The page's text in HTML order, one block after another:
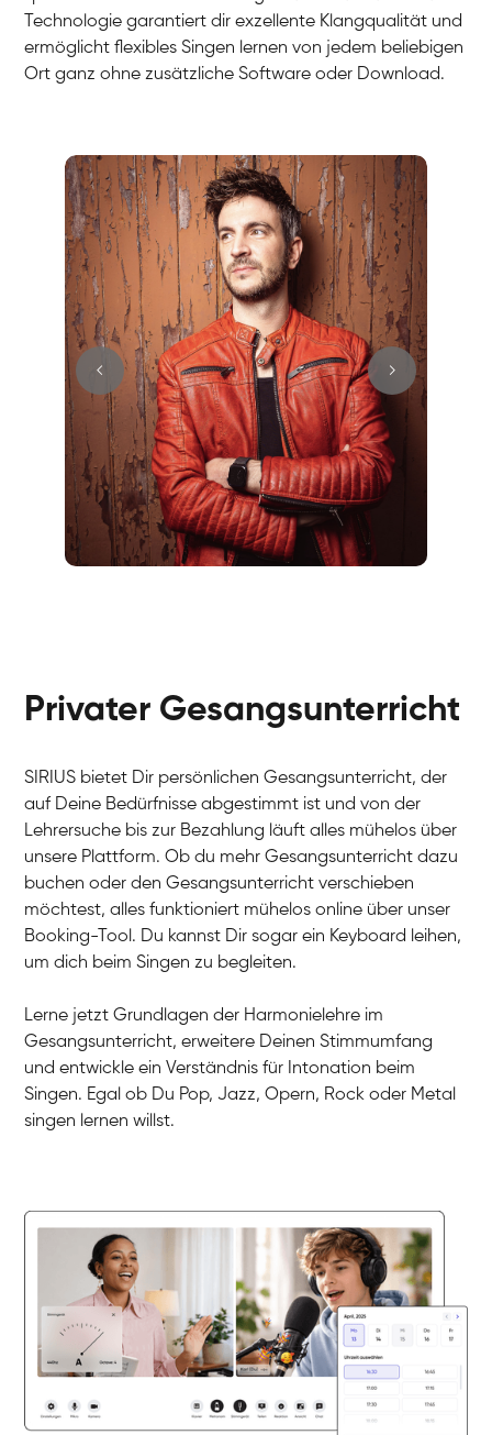
Technologie garantiert dir exzellente Klangqualität und
ermöglicht flexibles Singen lernen von jedem beliebigen
Ort ganz ohne zusätzliche Software oder Download.
Stefan
Gesang / Vocal
Gesang / Vocal
Anna
Gesang / Vocal
Gesang / Vocal
Gesang / Vocal
Gesang / Vocal
Gesang / Vocal
Gesang / Vocal
Gesang / Vocal
Gesang / Vocal
Gesang / Vocal
Gesang / Vocal
Gesang / Vocal
Privater Gesangsunterricht
SIRIUS bietet Dir persönlichen Gesangsunterricht, der
auf Deine Bedürfnisse abgestimmt ist und von der
Lehrersuche bis zur Bezahlung läuft alles mühelos über
unsere Plattform. Ob du mehr Gesangsunterricht dazu
buchen oder den Gesangsunterricht verschieben
möchtest, alles funktioniert mühelos online über unser
Booking-Tool. Du kannst Dir sogar ein Keyboard leihen,
um dich beim Singen zu begleiten.
Lerne jetzt Grundlagen der Harmonielehre im
Gesangsunterricht, erweitere Deinen Stimmumfang
und entwickle ein Verständnis für Intonation beim
Singen. Egal ob Du Pop, Jazz, Opern, Rock oder Metal
singen lernen willst.